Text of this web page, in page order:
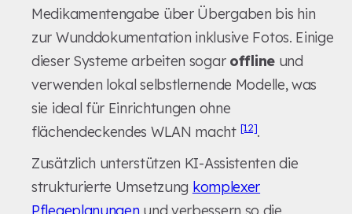
Medikamentengabe über Übergaben bis hin
zur Wunddokumentation inklusive Fotos. Einige
dieser Systeme arbeiten sogar offlineund
verwenden lokal selbstlernende Modelle, was
sie ideal für Einrichtungen ohne
flächendeckendes WLAN macht [12].
Zusätzlich unterstützen KI-Assistenten die
strukturierte Umsetzung komplexer